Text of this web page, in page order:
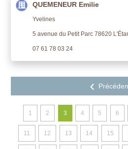
QUEMENEUR Emilie
Yvelines
5 avenue du Petit Parc 78620
07 61 78 03 24
1 2 3 4 5 6
11 12 13 14 15